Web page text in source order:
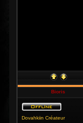
Bioris
Dovahkiin Créateur